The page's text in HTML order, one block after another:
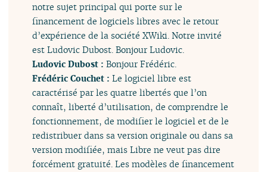
notre sujet principal qui porte sur le
financement de logiciels libres avec le retour
d’expérience de la société XWiki. Notre invité
est Ludovic Dubost. Bonjour Ludovic.
Ludovic Dubost :Bonjour Frédéric.
Frédéric Couchet :Le logiciel libre est
caractérisé par les quatre libertés que l’on
connaît, liberté d’utilisation, de comprendre le
fonctionnement, de modifier le logiciel et de le
redistribuer dans sa version originale ou dans sa
version modifiée, mais Libre ne veut pas dire
forcément gratuité. Les modèles de financement